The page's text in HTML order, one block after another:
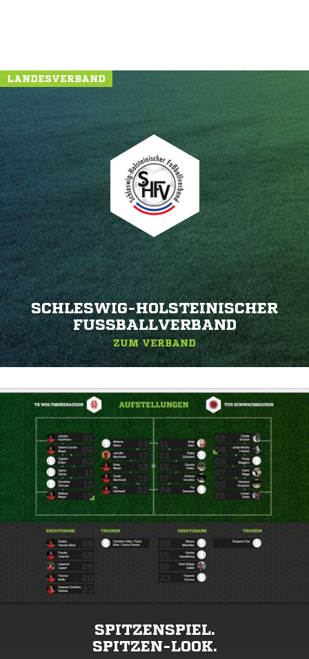
LANDESVERBAND
SCHLESWIG-HOLSTEINISCHER
FUSSBALLVERBAND
ZUM VERBAND
SPITZENSPIEL.
SPITZEN-LOOK.